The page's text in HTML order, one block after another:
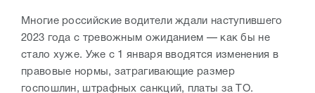
Многие российские водители ждали наступившего
2023 года с тревожным ожиданием — как бы не
стало хуже. Уже с 1 января вводятся изменения в
правовые нормы, затрагивающие размер
госпошлин, штрафных санкций, платы за ТО.